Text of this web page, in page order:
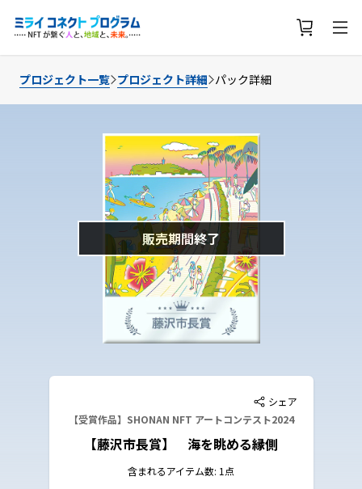
プロジェクト一覧 プロジェクト詳細 パック詳細
販売期間終了
シェア
【受賞作品】SHONAN NFT アートコンテスト2024
【藤沢市長賞】 海を眺める縁側
含まれるアイテム数: 1点